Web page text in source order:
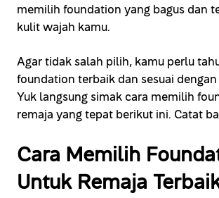
memilih foundation yang bagus dan
kulit wajah kamu.
Agar tidak salah pilih, kamu perlu
foundation terbaik dan sesuai
Yuk langsung simak cara memilih
remaja yang tepat berikut ini. Catat
Cara Memilih
Untuk Remaja